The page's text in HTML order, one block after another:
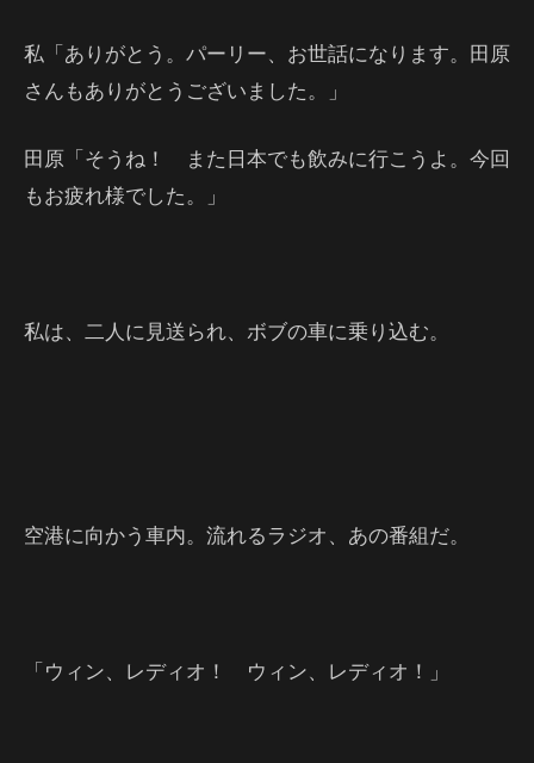
私「ありがとう。パーリー、お世話になります。田原
さんもありがとうございました。」
田原「そうね！ また日本でも飲みに行こうよ。今回
もお疲れ様でした。」
私は、二人に見送られ、ボブの車に乗り込む。
空港に向かう車内。流れるラジオ、あの番組だ。
「ウィン、レディオ！ ウィン、レディオ！」